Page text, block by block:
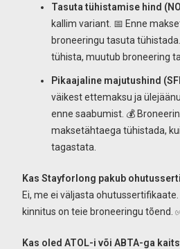
Tasuta tühistamise hind
kallim variant. 📅 Enne
broneeringu tasuta
tühista, muutub broneering
Pikaajaline majutushind
väikest ettemaksu ja
enne saabumist. 💰
maksetähtaega tühistada,
tagastata.
Kas Stayforlong pakub
Ei, me ei väljasta
kinnitus on teie broneeringu tõend.
Kas oled ATOL-i või ABTA-ga